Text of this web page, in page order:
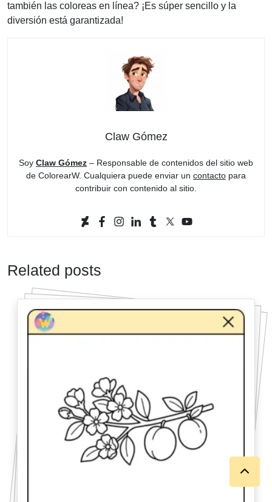
también las coloreas en línea? ¡Es súper sencillo y la
diversión está garantizada!
Claw Gómez
Soy Claw Gómez – Responsable de contenidos del sitio web
de ColorearW. Cualquiera puede enviar un contacto para
contribuir con contenido al sitio.
Related posts